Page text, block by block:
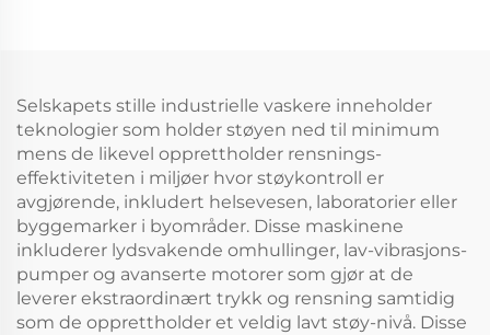
Selskapets stille industrielle vaskere inneholder
teknologier som holder støyen ned til minimum
mens de likevel opprettholder rensnings-
effektiviteten i miljøer hvor støykontroll er
avgjørende, inkludert helsevesen, laboratorier eller
byggemarker i byområder. Disse maskinene
inkluderer lydsvakende omhullinger, lav-vibrasjons-
pumper og avanserte motorer som gjør at de
leverer ekstraordinært trykk og rensning samtidig
som de opprettholder et veldig lavt støy-nivå. Disse